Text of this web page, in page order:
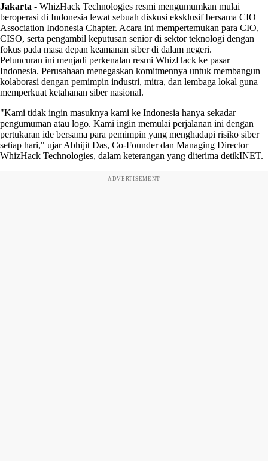
Jakarta - WhizHack Technologies resmi mengumumkan mulai
beroperasi di Indonesia lewat sebuah diskusi eksklusif bersama CIO
Association Indonesia Chapter. Acara ini mempertemukan para CIO,
CISO, serta pengambil keputusan senior di sektor teknologi dengan
fokus pada masa depan keamanan siber di dalam negeri.
Peluncuran ini menjadi perkenalan resmi WhizHack ke pasar
Indonesia. Perusahaan menegaskan komitmennya untuk membangun
kolaborasi dengan pemimpin industri, mitra, dan lembaga lokal guna
memperkuat ketahanan siber nasional.
"Kami tidak ingin masuknya kami ke Indonesia hanya sekadar
pengumuman atau logo. Kami ingin memulai perjalanan ini dengan
pertukaran ide bersama para pemimpin yang menghadapi risiko siber
setiap hari," ujar Abhijit Das, Co-Founder dan Managing Director
WhizHack Technologies, dalam keterangan yang diterima detikINET.
ADVERTISEMENT